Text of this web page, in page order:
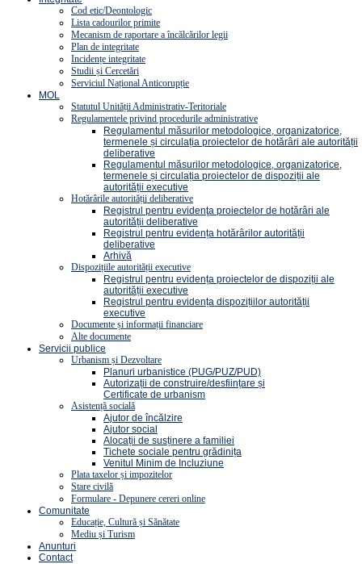
Cod etic/Deontologic
Lista cadourilor primite
Mecanism de raportare a încălcărilor legii
Plan de integritate
Incidențe integritate
Studii și Cercetări
Serviciul Național Anticorupție
MOL
Statutul Unității Administrativ-Teritoriale
Regulamentele privind procedurile administrative
Regulamentul măsurilor metodologice, organizatorice,
termenele și circulația proiectelor de hotărâri ale autorității
deliberative
Regulamentul măsurilor metodologice, organizatorice,
termenele și circulația proiectelor de dispoziții ale
autorității executive
Hotărârile autorității deliberative
Registrul pentru evidenţa proiectelor de hotărâri ale
autorității deliberative
Registrul pentru evidența hotărârilor autorității
deliberative
Arhivă
Dispozițiile autorității executive
Registrul pentru evidența proiectelor de dispoziții ale
autorității executive
Registrul pentru evidența dispozițiilor autorității
executive
Documente și informații financiare
Alte documente
Servicii publice
Urbanism și Dezvoltare
Planuri urbanistice (PUG/PUZ/PUD)
Autorizații de construire/desființare și
Certificate de urbanism
Asistență socială
Ajutor de încălzire
Ajutor social
Alocații de susținere a familiei
Tichete sociale pentru grădinița
Venitul Minim de Incluziune
Plata taxelor și impozitelor
Stare civilă
Formulare - Depunere cereri online
Comunitate
Educație, Cultură și Sănătate
Mediu și Turism
Anunturi
Contact